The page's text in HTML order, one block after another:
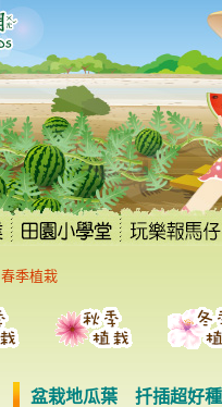
春季植栽
盆栽地瓜葉 扦插超好種